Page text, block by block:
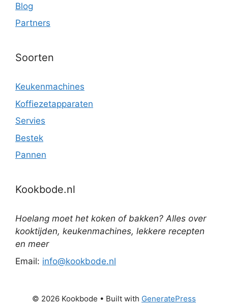
Blog
Partners
Soorten
Keukenmachines
Koffiezetapparaten
Servies
Bestek
Pannen
Kookbode.nl
Hoelang moet het koken of bakken? Alles over
kooktijden, keukenmachines, lekkere recepten
en meer
Email: info@kookbode.nl
© 2026 Kookbode • Built with GeneratePress